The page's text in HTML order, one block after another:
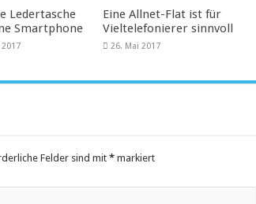
Ledertasche
Smartphone
Eine Allnet-Flat ist für
Vieltelefonierer sinnvoll
26. Mai 2017
Felder sind mit *markiert